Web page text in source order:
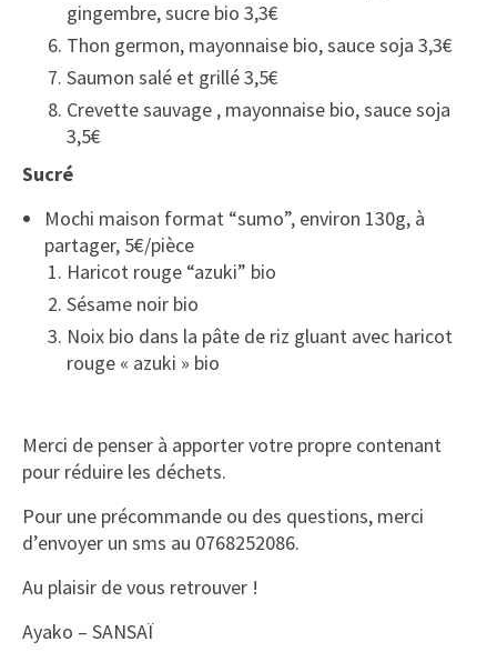
gingembre, sucre bio 3,3€
Thon germon, mayonnaise bio, sauce soja 3,3€
Saumon salé et grillé 3,5€
Crevette sauvage , mayonnaise bio, sauce soja
3,5€
Sucré
Mochi maison format “sumo”, environ 130g, à
partager, 5€/pièce
Haricot rouge “azuki” bio
Sésame noir bio
Noix bio dans la pâte de riz gluant avec haricot
rouge « azuki » bio
Merci de penser à apporter votre propre contenant
pour réduire les déchets.
Pour une précommande ou des questions, merci
d’envoyer un sms au 0768252086.
Au plaisir de vous retrouver !
Ayako – SANSAÏ